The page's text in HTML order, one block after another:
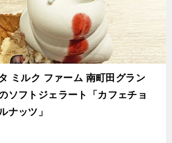
ミルク ファーム 南町田グラン
ソフトジェラート「カフェチョ
ナッツ」